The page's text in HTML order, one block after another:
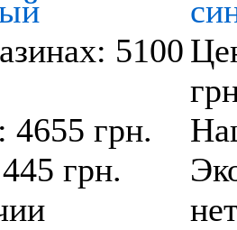
5100
грн.
грн.